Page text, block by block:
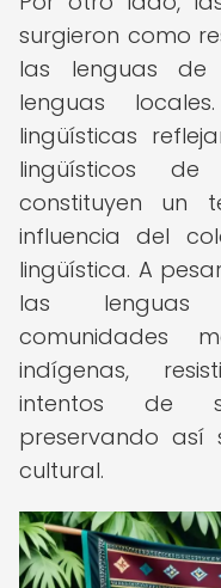
surgieron como
las lenguas de
lenguas
lingüísticas
lingüísticos
constituyen un
influencia del
lingüística. A
las lenguas
comunidades
indígenas,
intentos de
preservando así
cultural.